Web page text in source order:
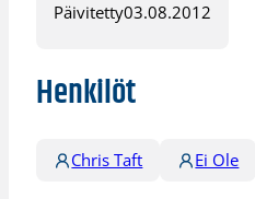
Päivitetty03.08.2012
Henkilöt
Chris Taft Ei Ole